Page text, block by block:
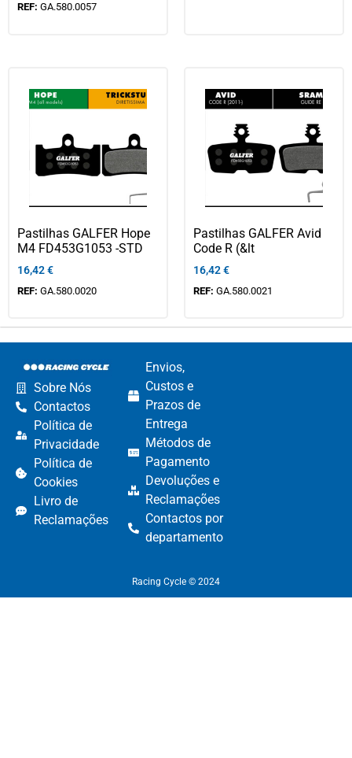
REF: GA.580.0057
Pastilhas GALFER Hope
M4 FD453G1053 -STD
16,42€
REF: GA.580.0020
Pastilhas GALFER Avid
Code R (&lt
16,42€
REF: GA.580.0021
Sobre Nós
Contactos
Política de
Privacidade
Política de
Cookies
Livro de
Reclamações
Envios,
Custos e
Prazos de
Entrega
Métodos de
Pagamento​
Devoluções e
Reclamações​
Contactos por
departamento​
Racing Cycle © 2024